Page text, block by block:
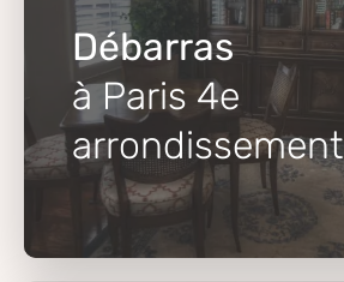
Débarras
à Paris 4e
arrondissement